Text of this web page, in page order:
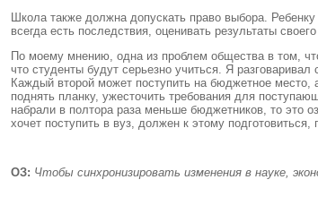
Школа также должна допускать право выбора.
всегда есть последствия, оценивать результаты
По моему мнению, одна из проблем общества в том,
что студенты будут серьезно учиться. Я
Каждый второй может поступить на бюджетное
поднять планку, ужесточить требования для
набрали в полтора раза меньше бюджетников, то это
хочет поступить в вуз, должен к этому
ОЗ: Чтобы синхронизировать изменения в науке,